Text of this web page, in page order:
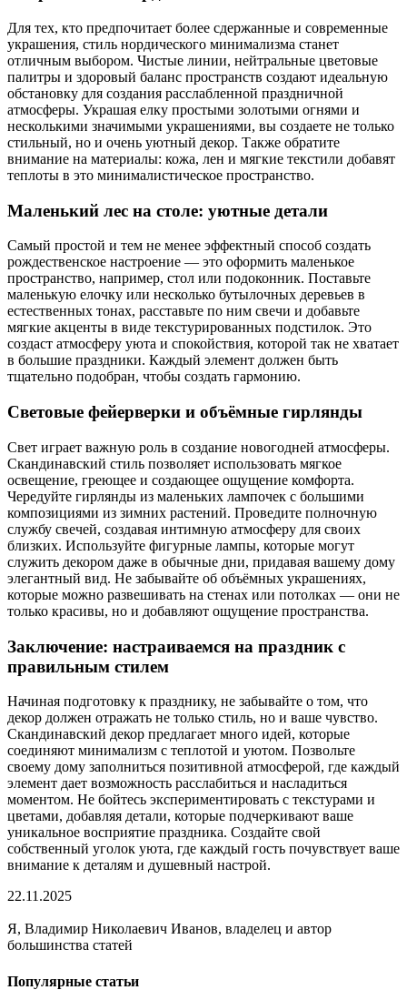
Для тех, кто предпочитает более сдержанные и современные
украшения, стиль нордического минимализма станет
отличным выбором. Чистые линии, нейтральные цветовые
палитры и здоровый баланс пространств создают идеальную
обстановку для создания расслабленной праздничной
атмосферы. Украшая елку простыми золотыми огнями и
несколькими значимыми украшениями, вы создаете не только
стильный, но и очень уютный декор. Также обратите
внимание на материалы: кожа, лен и мягкие текстили добавят
теплоты в это минималистическое пространство.
Маленький лес на столе: уютные детали
Самый простой и тем не менее эффектный способ создать
рождественское настроение — это оформить маленькое
пространство, например, стол или подоконник. Поставьте
маленькую елочку или несколько бутылочных деревьев в
естественных тонах, расставьте по ним свечи и добавьте
мягкие акценты в виде текстурированных подстилок. Это
создаст атмосферу уюта и спокойствия, которой так не хватает
в большие праздники. Каждый элемент должен быть
тщательно подобран, чтобы создать гармонию.
Световые фейерверки и объёмные гирлянды
Свет играет важную роль в создание новогодней атмосферы.
Скандинавский стиль позволяет использовать мягкое
освещение, греющее и создающее ощущение комфорта.
Чередуйте гирлянды из маленьких лампочек с большими
композициями из зимних растений. Проведите полночную
службу свечей, создавая интимную атмосферу для своих
близких. Используйте фигурные лампы, которые могут
служить декором даже в обычные дни, придавая вашему дому
элегантный вид. Не забывайте об объёмных украшениях,
которые можно развешивать на стенах или потолках — они не
только красивы, но и добавляют ощущение пространства.
Заключение: настраиваемся на праздник с
правильным стилем
Начиная подготовку к празднику, не забывайте о том, что
декор должен отражать не только стиль, но и ваше чувство.
Скандинавский декор предлагает много идей, которые
соединяют минимализм с теплотой и уютом. Позвольте
своему дому заполниться позитивной атмосферой, где каждый
элемент дает возможность расслабиться и насладиться
моментом. Не бойтесь экспериментировать с текстурами и
цветами, добавляя детали, которые подчеркивают ваше
уникальное восприятие праздника. Создайте свой
собственный уголок уюта, где каждый гость почувствует ваше
внимание к деталям и душевный настрой.
22.11.2025
Я, Владимир Николаевич Иванов, владелец и автор
большинства статей
Популярные статьи